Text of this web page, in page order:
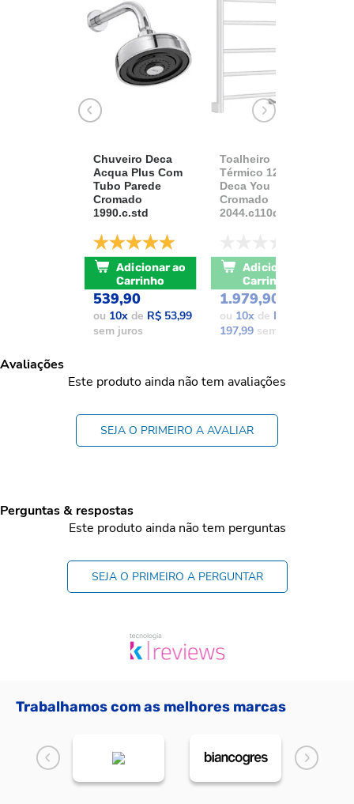
Chuveiro Deca
Acqua Plus Com
Tubo Parede
Cromado
1990.c.std
De: R$ 741,17
POR: R$
539,90
ou 10xde R$ 53,99
sem juros
Adicionar ao
Carrinho
Toalheiro
Térmico 127v
Deca You
Cromado
2044.c110d.aqc
De: R$ 2.111,37
POR: R$
1.979,90
ou 10xde R$
197,99sem juros
Adicionar ao
Carrinho
Avaliações
Este produto ainda não tem avaliações
SEJA O PRIMEIRO A AVALIAR
Perguntas & respostas
Este produto ainda não tem perguntas
SEJA O PRIMEIRO A PERGUNTAR
Trabalhamos com as melhores marcas